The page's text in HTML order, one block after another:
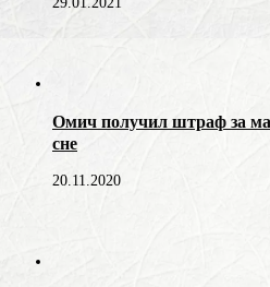
Омич получил штраф за
сне
20.11.2020